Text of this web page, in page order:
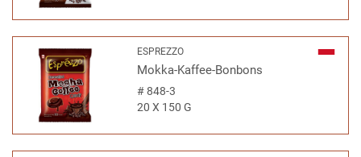
ESPREZZO
Mokka-Kaffee-Bonbons
#848-3
20 X 150 G